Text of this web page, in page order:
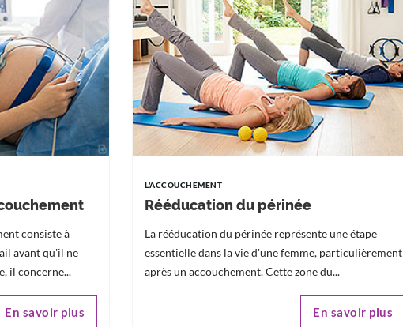
consiste à
avant qu'il ne
il concerne...
En savoir plus
L'ACCOUCHEMENT
Rééducation du périnée
La rééducation du périnée représente une étape
essentielle dans la vie d'une femme, particulièrement
après un accouchement. Cette zone du...
En savoir plus